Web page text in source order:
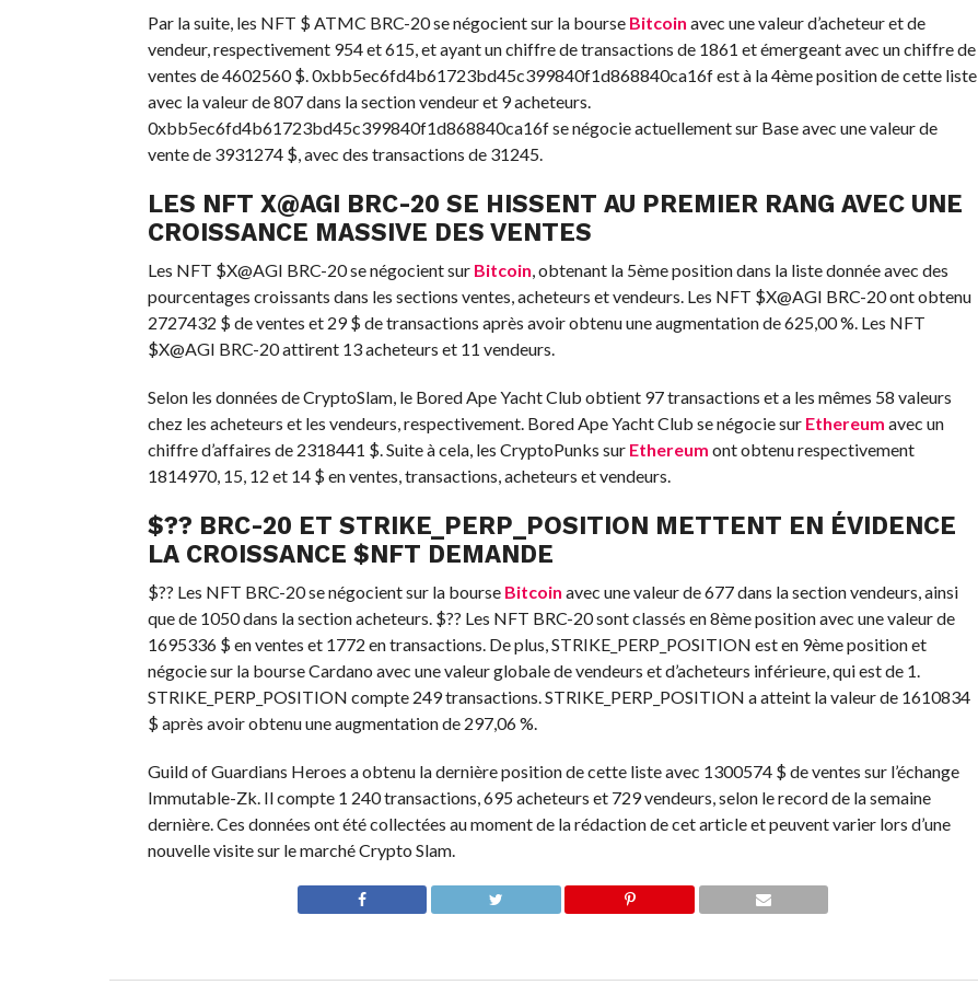
Par la suite, les NFT $ ATMC BRC-20 se négocient sur la bourse Bitcoin avec une valeur d’acheteur et de
vendeur, respectivement 954 et 615, et ayant un chiffre de transactions de 1861 et émergeant avec un chiffre de
ventes de 4602560 $. 0xbb5ec6fd4b61723bd45c399840f1d868840ca16f est à la 4ème position de cette liste
avec la valeur de 807 dans la section vendeur et 9 acheteurs.
0xbb5ec6fd4b61723bd45c399840f1d868840ca16f se négocie actuellement sur Base avec une valeur de
vente de 3931274 $, avec des transactions de 31245.
LES NFT X@AGI BRC-20 SE HISSENT AU PREMIER RANG AVEC UNE
CROISSANCE MASSIVE DES VENTES
Les NFT $X@AGI BRC-20 se négocient sur Bitcoin, obtenant la 5ème position dans la liste donnée avec des
pourcentages croissants dans les sections ventes, acheteurs et vendeurs. Les NFT $X@AGI BRC-20 ont obtenu
2727432 $ de ventes et 29 $ de transactions après avoir obtenu une augmentation de 625,00 %. Les NFT
$X@AGI BRC-20 attirent 13 acheteurs et 11 vendeurs.
Selon les données de CryptoSlam, le Bored Ape Yacht Club obtient 97 transactions et a les mêmes 58 valeurs
chez les acheteurs et les vendeurs, respectivement. Bored Ape Yacht Club se négocie sur Ethereum avec un
chiffre d’affaires de 2318441 $. Suite à cela, les CryptoPunks sur Ethereum ont obtenu respectivement
1814970, 15, 12 et 14 $ en ventes, transactions, acheteurs et vendeurs.
$?? BRC-20 ET STRIKE_PERP_POSITION METTENT EN ÉVIDENCE
LA CROISSANCE $NFT DEMANDE
$?? Les NFT BRC-20 se négocient sur la bourse Bitcoin avec une valeur de 677 dans la section vendeurs, ainsi
que de 1050 dans la section acheteurs. $?? Les NFT BRC-20 sont classés en 8ème position avec une valeur de
1695336 $ en ventes et 1772 en transactions. De plus, STRIKE_PERP_POSITION est en 9ème position et
négocie sur la bourse Cardano avec une valeur globale de vendeurs et d’acheteurs inférieure, qui est de 1.
STRIKE_PERP_POSITION compte 249 transactions. STRIKE_PERP_POSITION a atteint la valeur de 1610834
$ après avoir obtenu une augmentation de 297,06 %.
Guild of Guardians Heroes a obtenu la dernière position de cette liste avec 1300574 $ de ventes sur l’échange
Immutable-Zk. Il compte 1 240 transactions, 695 acheteurs et 729 vendeurs, selon le record de la semaine
dernière. Ces données ont été collectées au moment de la rédaction de cet article et peuvent varier lors d’une
nouvelle visite sur le marché Crypto Slam.